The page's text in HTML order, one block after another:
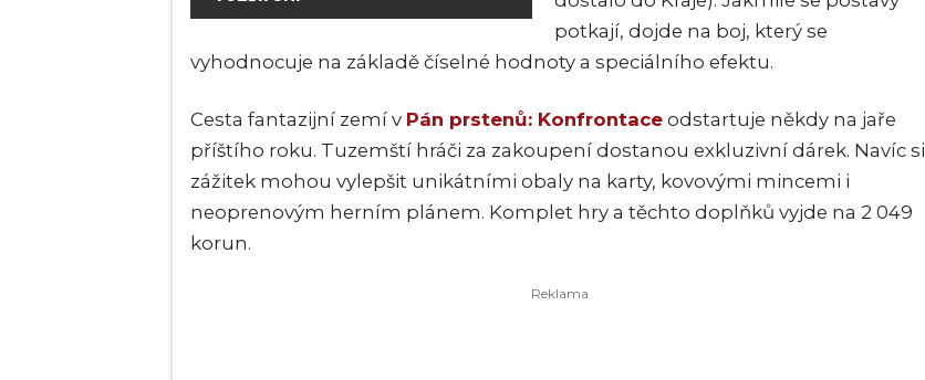
potkají, dojde na boj, který se
vyhodnocuje na základě číselné hodnoty a speciálního efektu.
Cesta fantazijní zemí v Pán prstenů: Konfrontace odstartuje někdy na jaře
příštího roku. Tuzemští hráči za zakoupení dostanou exkluzivní dárek. Navíc si
zážitek mohou vylepšit unikátními obaly na karty, kovovými mincemi i
neoprenovým herním plánem. Komplet hry a těchto doplňků vyjde na 2 049
korun.